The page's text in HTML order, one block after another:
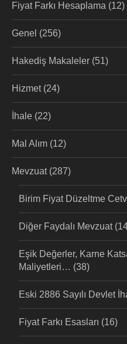
Fiyat Farkı Hesaplama (12)
Genel (256)
Hakediş Makaleler (51)
Hizmet(24)
İhale (22)
Mal Alım (12)
Mevzuat(287)
Birim Fiyat Düzeltme
Diğer Faydalı Mevzuat
Eşik Değerler, Karne
Maliyetleri… (38)
Eski 2886 Sayılı Devlet
Fiyat Farkı Esasları (16)